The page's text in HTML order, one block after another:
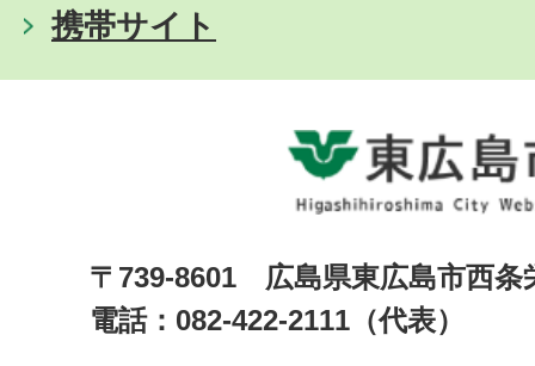
携帯サイト
〒739-8601 広島県東広島市西
電話：082-422-2111（代表）